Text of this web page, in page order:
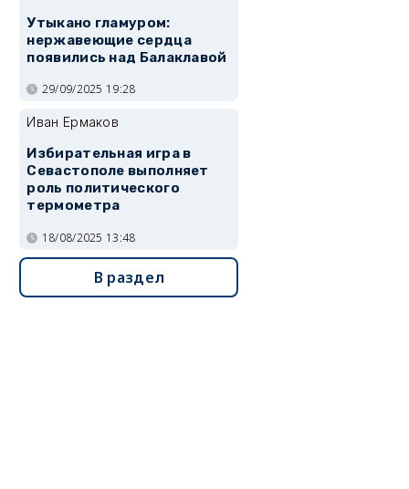
Утыкано гламуром:
нержавеющие сердца
появились над Балаклавой
29/09/2025 19:28
Иван Ермаков
Избирательная игра в
Севастополе выполняет
роль политического
термометра
18/08/2025 13:48
В раздел